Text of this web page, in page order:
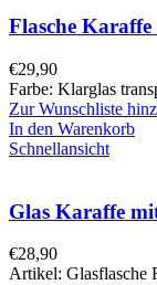
Flasche
€29,90
Farbe: Klarglas
Zur Wunschliste
In den Warenkorb
Schnellansicht
Glas Karaffe
€28,90
Artikel: Glasflasche